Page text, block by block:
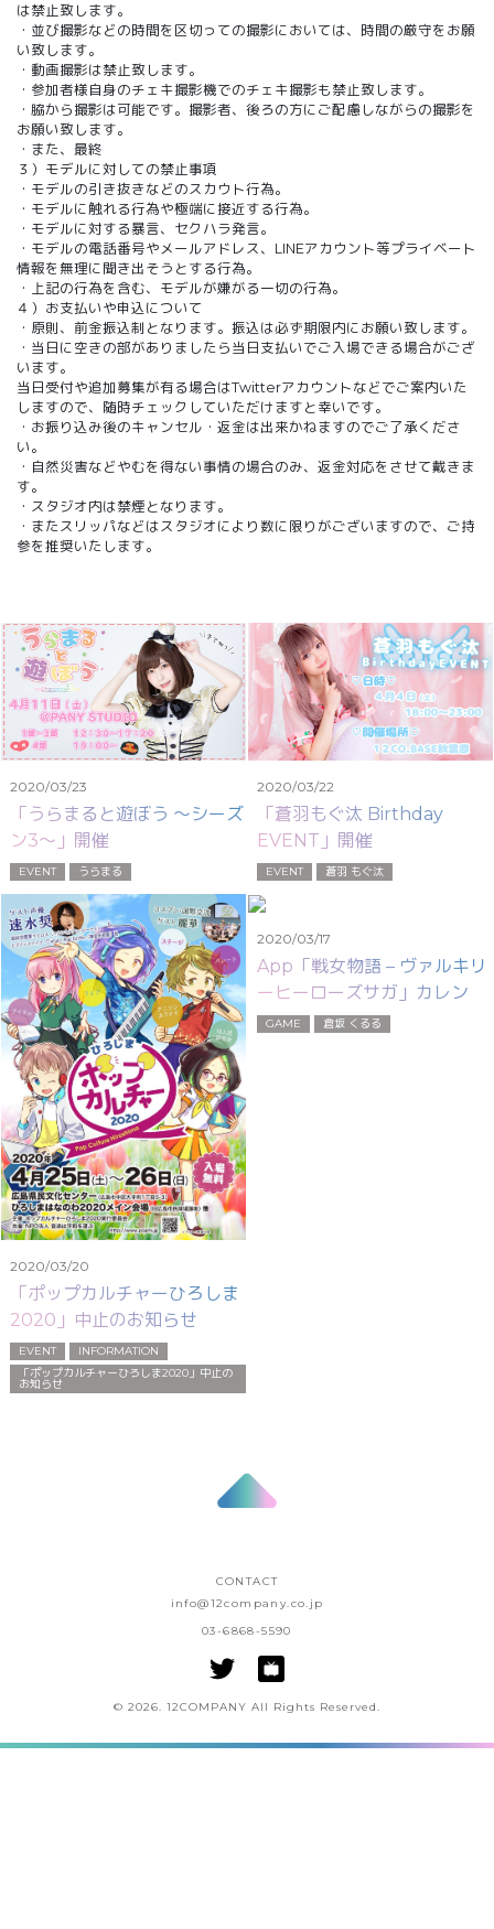
は禁止致します。
・並び撮影などの時間を区切っての撮影においては、時間の厳守をお願
い致します。
・動画撮影は禁止致します。
・参加者様自身のチェキ撮影機でのチェキ撮影も禁止致します。
・脇から撮影は可能です。撮影者、後ろの方にご配慮しながらの撮影を
お願い致します。
・また、最終
３）モデルに対しての禁止事項
・モデルの引き抜きなどのスカウト行為。
・モデルに触れる行為や極端に接近する行為。
・モデルに対する暴言、セクハラ発言。
・モデルの電話番号やメールアドレス、LINEアカウント等プライベート
情報を無理に聞き出そうとする行為。
・上記の行為を含む、モデルが嫌がる一切の行為。
４）お支払いや申込について
・原則、前金振込制となります。振込は必ず期限内にお願い致します。
・当日に空きの部がありましたら当日支払いでご入場できる場合がござ
います。
当日受付や追加募集が有る場合はTwitterアカウントなどでご案内いた
しますので、随時チェックしていただけますと幸いです。
・お振り込み後のキャンセル・返金は出来かねますのでご了承くださ
い。
・自然災害などやむを得ない事情の場合のみ、返金対応をさせて戴きま
す。
・スタジオ内は禁煙となります。
・またスリッパなどはスタジオにより数に限りがございますので、ご持
参を推奨いたします。
2020/03/23
「うらまると遊ぼう 〜シーズ
ン3〜」開催
EVENT うらまる
2020/03/22
「蒼羽もぐ汰 Birthday
EVENT」開催
EVENT 蒼羽 もぐ汰
2020/03/20
「ポップカルチャーひろしま
2020」中止のお知らせ
EVENT
INFORMATION
「ポップカルチャーひろしま2020」中止の
お知らせ
2020/03/17
App「戦女物語 – ヴァルキリ
ーヒーローズサガ」カレン・
コネリー役声優起用
GAME 倉坂 くるる
CONTACT
info@12company.co.jp
03-6868-5590
© 2026. 12COMPANY All Rights Reserved.